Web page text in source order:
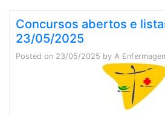
Concursos abertos e
23/05/2025
Posted on 23/05/2025 by A